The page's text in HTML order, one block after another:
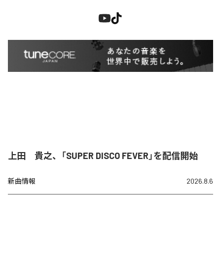
上田 貴之、「SUPER DISCO FEVER」を配信開始
新曲情報 2026.8.6